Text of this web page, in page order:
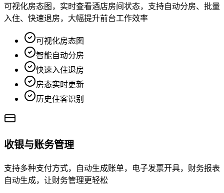
可视化房态图，实时查看酒店房间状态，支持自动分房、批量
入住、快速退房，大幅提升前台工作效率
可视化房态图
智能自动分房
快速入住退房
房态实时更新
历史住客识别
收银与账务管理
支持多种支付方式，自动生成账单，电子发票开具，财务报表
自动生成，让财务管理更轻松